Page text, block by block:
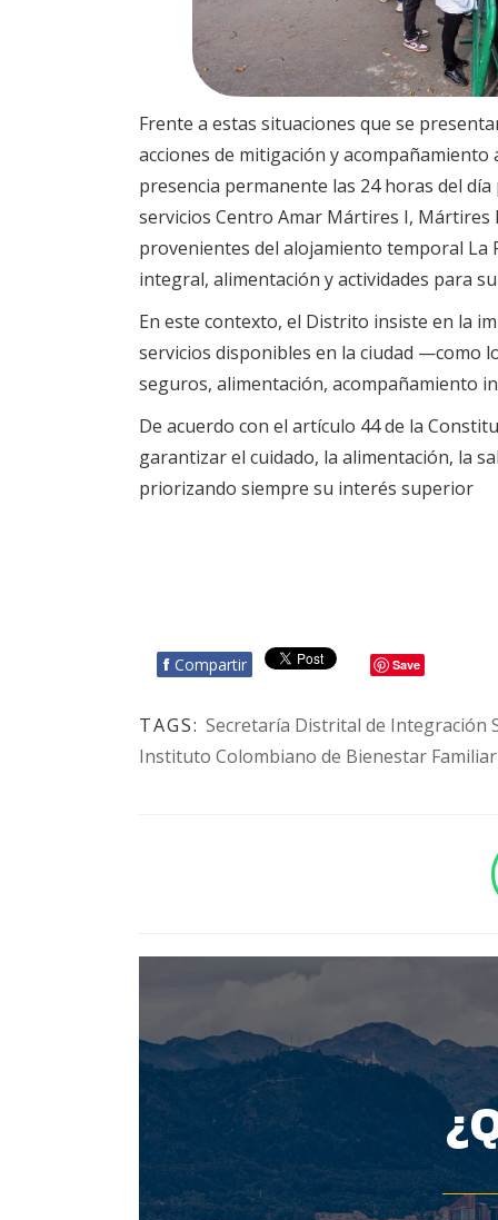
Frente a estas situaciones que se
acciones de mitigación y
presencia permanente las 24 horas del
servicios Centro Amar Mártires I, Mártires
provenientes del alojamiento temporal La
integral, alimentación y actividades para
En este contexto, el Distrito insiste en la
servicios disponibles en la ciudad —como
seguros, alimentación, acompañamiento
De acuerdo con el artículo 44 de la
garantizar el cuidado, la alimentación, la
priorizando siempre su interés superior
f Compartir Save
TAGS: Secretaría Distrital de Integración
Instituto Colombiano de Bienestar Familiar